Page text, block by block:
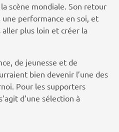
scène mondiale. Son retour
performance en soi, et
aller plus loin et créer la
de jeunesse et de
bien devenir l’une des
Pour les supporters
d’une sélection à